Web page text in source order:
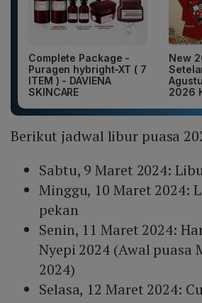
Complete Package -
Puragen hybright-XT ( 7
ITEM ) - DAVIENA
SKINCARE
New
2026
Berikut jadwal libur puasa
Sabtu, 9 Maret 2024:
Minggu, 10 Maret 2024:
pekan
Senin, 11 Maret 2024:
Nyepi 2024 (Awal puasa
2024)
Selasa, 12 Maret 2024: